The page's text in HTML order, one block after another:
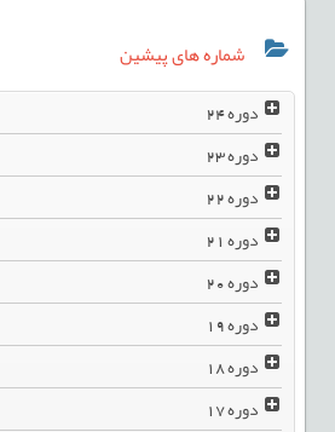
شماره های پیشین
دوره24
دوره23
دوره22
دوره21
دوره20
دوره19
دوره18
دوره17